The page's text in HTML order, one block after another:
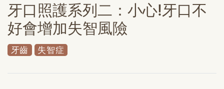
牙口照護系列二：小心!牙口不
好會增加失智風險
牙齒 失智症